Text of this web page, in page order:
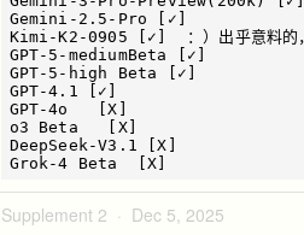
Gemini-2.5-Pro [✓]
Kimi-K2-0905 [✓]  ：）出乎意料的
GPT-5-mediumBeta [✓]
GPT-5-high Beta [✓]
GPT-4.1 [✓]
GPT-4o   [X]
o3 Beta   [X]
DeepSeek-V3.1 [X]
Supplement 2 · Dec 5, 2025